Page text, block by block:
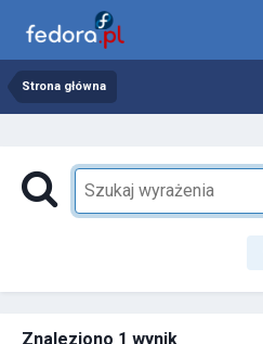
Strona główna
Znaleziono 1 wynik